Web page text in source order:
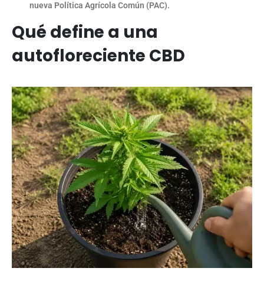
nueva Política Agrícola Común (PAC).
Qué define a una
autofloreciente CBD